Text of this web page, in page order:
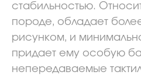
стабильностью.
породе, обладает
рисунком, и
придает ему особую
непередаваемые